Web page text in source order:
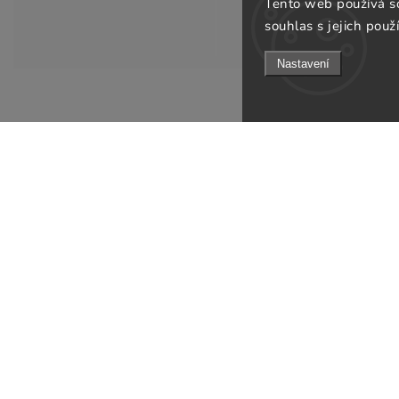
Tento web používá
souhlas s jejich
Nastavení